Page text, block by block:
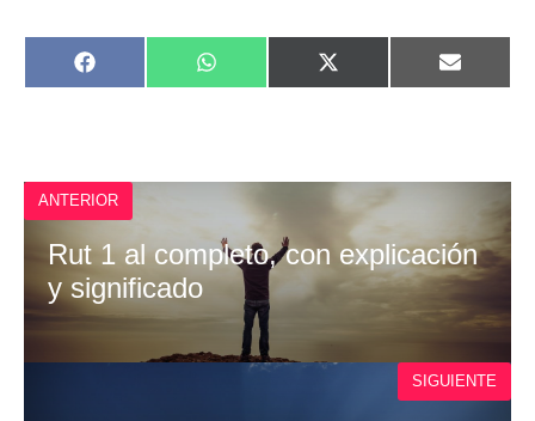
COMPARTIR
EN
F
A
O
K
COMPARTIR
EN
W
H
P
COMPARTIR
EN
X
(
T
EN
E
M
ANTERIOR
Rut 1 al completo, con explicación
y significado
SIGUIENTE